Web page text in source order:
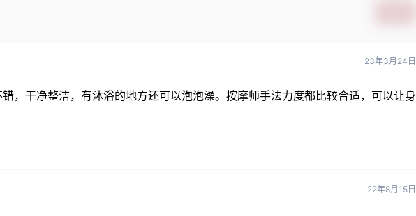
23年3月24日
，干净整洁，有沐浴的地方还可以泡泡澡。按摩师手法力度都比较合适，可以让身
22年8月15日